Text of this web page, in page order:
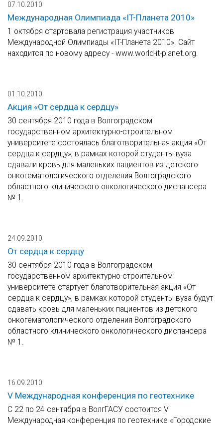
07.10.2010
Международная Олимпиада «IT-Планета 2010»
1 октября стартовала регистрация участников
Международной Олимпиады «IT-Планета 2010». Сайт
находится по новому адресу - www.world-it-planet.org.
01.10.2010
Акция «От сердца к сердцу»
30 сентября 2010 года в Волгоградском
государственном архитектурно-строительном
университете состоялась благотворительная акция «От
сердца к сердцу», в рамках которой студенты вуза
сдавали кровь для маленьких пациентов из детского
онкогематологического отделения Волгоградского
областного клинического онкологического диспансера
№ 1.
24.09.2010
От сердца к сердцу
30 сентября 2010 года в Волгоградском
государственном архитектурно-строительном
университете стартует благотворительная акция «От
сердца к сердцу», в рамках которой студенты вуза будут
сдавать кровь для маленьких пациентов из детского
онкогематологического отделения Волгоградского
областного клинического онкологического диспансера
№ 1.
16.09.2010
V Международная конференция по геотехнике
С 22 по 24 сентября в ВолгГАСУ состоится V
Международная конференция по геотехнике «Городские